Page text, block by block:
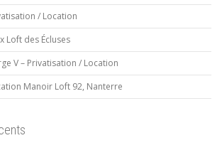
/ Location
Loft des Écluses
V – Privatisation / Location
Manoir Loft 92, Nanterre